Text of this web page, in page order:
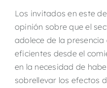
Los invitados en este
opinión sobre que el
adolece de la
eficientes desde el
en la necesidad de
sobrellevar los efectos